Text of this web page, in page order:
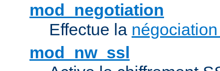
mod_negotiation
Effectue la
mod_nw_ssl